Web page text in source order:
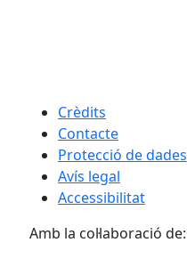
Crèdits
Contacte
Protecció de dades
Avís legal
Accessibilitat
Amb la col·laboració de: